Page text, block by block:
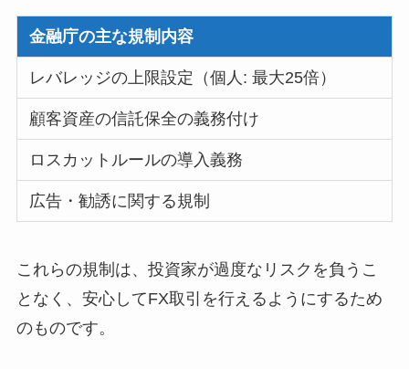
金融庁の主な規制内容
レバレッジの上限設定（個人: 最大25倍）
顧客資産の信託保全の義務付け
ロスカットルールの導入義務
広告・勧誘に関する規制
これらの規制は、投資家が過度なリスクを負うこ
となく、安心してFX取引を行えるようにするため
のものです。